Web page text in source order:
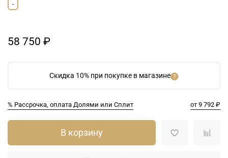
Скидка 10% при покупке в магазине
% Рассрочка, оплата Долями или Сплит от 9 792 ₽
-
58 750 ₽
В корзину